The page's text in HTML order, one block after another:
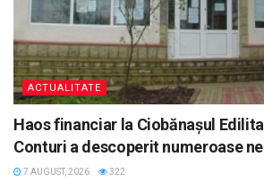
ACTUALITATE
Haos financiar la Ciobănașul
Conturi a descoperit numeroase
7 AUGUST, 2026 322